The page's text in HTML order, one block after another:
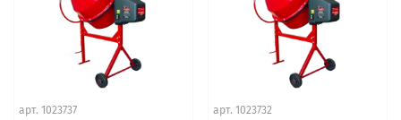
арт. 1023737 арт. 1023732